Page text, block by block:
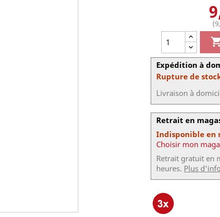
Expédition à
Rupture de
Livraison à
Retrait en
Indisponible en
Choisir mon
Retrait gratuit en
heures. Plus